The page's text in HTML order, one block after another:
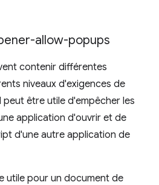
allow-popups
contenir différentes
niveaux d'exigences de
peut être utile d'empêcher les
application d'ouvrir et de
d'une autre application de
utile pour un document de